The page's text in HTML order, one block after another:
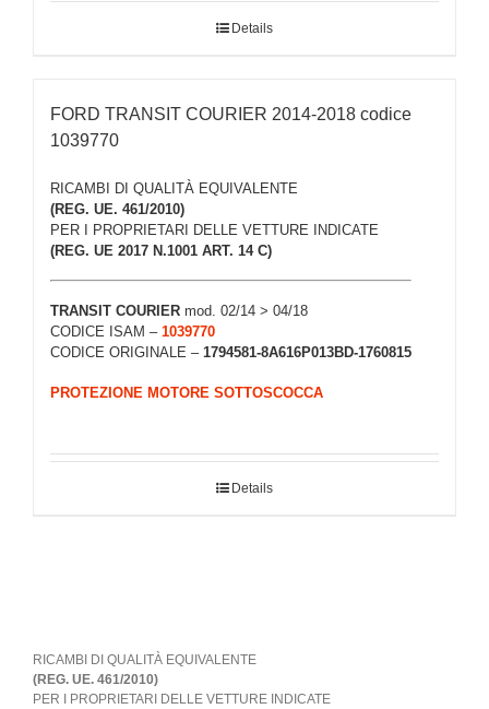
Details
FORD TRANSIT COURIER 2014-2018 codice
1039770
RICAMBI DI QUALITÀ EQUIVALENTE
(REG. UE. 461/2010)
PER I PROPRIETARI DELLE VETTURE INDICATE
(REG. UE 2017 N.1001 ART. 14 C)
TRANSIT COURIER mod. 02/14 > 04/18
CODICE ISAM – 1039770
CODICE ORIGINALE – 1794581-8A616P013BD-1760815
PROTEZIONE MOTORE SOTTOSCOCCA
Details
RICAMBI DI QUALITÀ EQUIVALENTE
(REG. UE. 461/2010)
PER I PROPRIETARI DELLE VETTURE INDICATE